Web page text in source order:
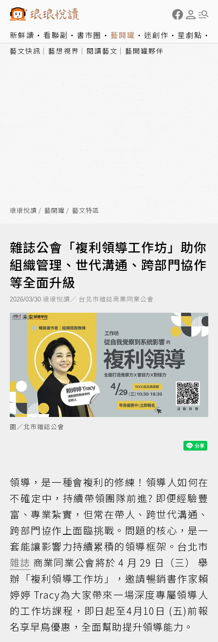
新鮮讀 看聯副 書市圈 藝開罐 迷創作 星劇點
藝文快訊 藝想視界 閱讀藝文 藝開罐夥伴
琅琅悅讀 藝開罐 藝文特區
雜誌公會「複利領導工作坊」助你
組織管理、世代溝通、跨部門協作
等全面升級
2026/03/30 琅琅悅讀／ 台北市雜誌商業同業公會
圖／北市雜誌公會
領導，是一種會複利的修練！領導人如何在
不確定中，持續帶領團隊前進? 即便經驗豐
富、專業紮實，但常在帶人、跨世代溝通、
跨部門協作上面臨挑戰。問題的核心，是一
套能讓影響力持續累積的領導框架。台北市
雜誌 商業同業公會將於 4 月 29 日（三） 舉
辦「複利領導工作坊」，邀請暢銷書作家賴
婷婷 Tracy為大家帶來一場深度專屬領導人
的工作坊課程，即日起至4月10日 (五)前報
名享早鳥優惠，全面幫助提升領導能力。